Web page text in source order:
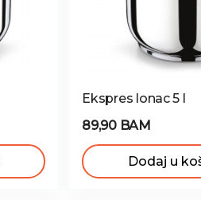
Ekspres lonac 5 l
89,90 BAM
Dodaj u